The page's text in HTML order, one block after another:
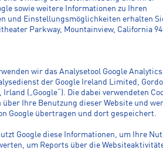
sowie weitere Informationen zu Ihren
und Einstellungsmöglichkeiten erhalten
Parkway, Mountainview, California
wir das Analysetool Google
der Google Ireland Limited,
(„Google“). Die dabei verwendeten
über Ihre Benutzung dieser Website und
Google übertragen und dort gespeichert.
Google diese Informationen, um Ihre
um Reports über die